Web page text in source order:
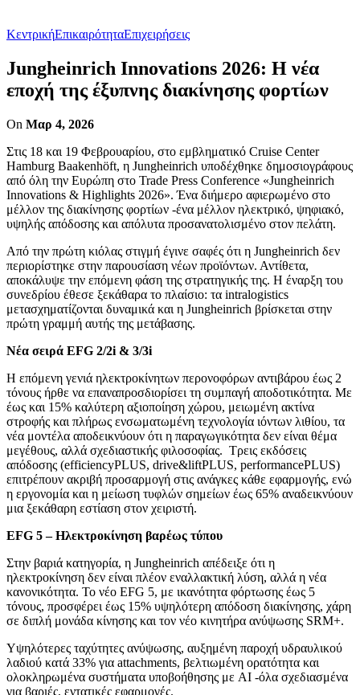
ΚεντρικήΕπικαιρότηταΕπιχειρήσεις
Jungheinrich Innovations 2026: Η νέα
εποχή της έξυπνης διακίνησης φορτίων
On Μαρ 4, 2026
Στις 18 και 19 Φεβρουαρίου, στο εμβληματικό Cruise Center
Hamburg Baakenhöft, η Jungheinrich υποδέχθηκε δημοσιογράφους
από όλη την Ευρώπη στο Trade Press Conference «Jungheinrich
Innovations & Highlights 2026». Ένα διήμερο αφιερωμένο στο
μέλλον της διακίνησης φορτίων -ένα μέλλον ηλεκτρικό, ψηφιακό,
υψηλής απόδοσης και απόλυτα προσανατολισμένο στον πελάτη.
Από την πρώτη κιόλας στιγμή έγινε σαφές ότι η Jungheinrich δεν
περιορίστηκε στην παρουσίαση νέων προϊόντων. Αντίθετα,
αποκάλυψε την επόμενη φάση της στρατηγικής της. Η έναρξη του
συνεδρίου έθεσε ξεκάθαρα το πλαίσιο: τα intralogistics
μετασχηματίζονται δυναμικά και η Jungheinrich βρίσκεται στην
πρώτη γραμμή αυτής της μετάβασης.
Νέα σειρά EFG 2/2i & 3/3i
Η επόμενη γενιά ηλεκτροκίνητων περονοφόρων αντιβάρου έως 2
τόνους ήρθε να επαναπροσδιορίσει τη συμπαγή αποδοτικότητα. Με
έως και 15% καλύτερη αξιοποίηση χώρου, μειωμένη ακτίνα
στροφής και πλήρως ενσωματωμένη τεχνολογία ιόντων λιθίου, τα
νέα μοντέλα αποδεικνύουν ότι η παραγωγικότητα δεν είναι θέμα
μεγέθους, αλλά σχεδιαστικής φιλοσοφίας. Τρεις εκδόσεις
απόδοσης (efficiencyPLUS, drive&liftPLUS, performancePLUS)
επιτρέπουν ακριβή προσαρμογή στις ανάγκες κάθε εφαρμογής, ενώ
η εργονομία και η μείωση τυφλών σημείων έως 65% αναδεικνύουν
μια ξεκάθαρη εστίαση στον χειριστή.
EFG 5 – Ηλεκτροκίνηση βαρέως τύπου
Στην βαριά κατηγορία, η Jungheinrich απέδειξε ότι η
ηλεκτροκίνηση δεν είναι πλέον εναλλακτική λύση, αλλά η νέα
κανονικότητα. Το νέο EFG 5, με ικανότητα φόρτωσης έως 5
τόνους, προσφέρει έως 15% υψηλότερη απόδοση διακίνησης, χάρη
σε διπλή μονάδα κίνησης και τον νέο κινητήρα ανύψωσης SRM+.
Υψηλότερες ταχύτητες ανύψωσης, αυξημένη παροχή υδραυλικού
λαδιού κατά 33% για attachments, βελτιωμένη ορατότητα και
ολοκληρωμένα συστήματα υποβοήθησης με AI -όλα σχεδιασμένα
για βαριές, εντατικές εφαρμογές.